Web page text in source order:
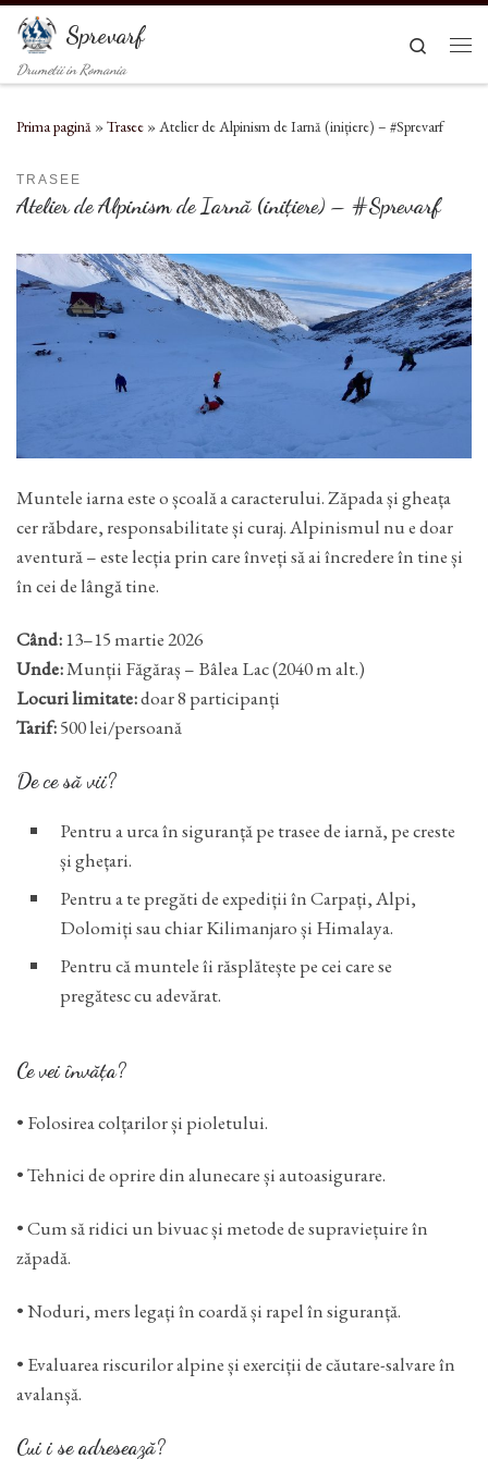
Sari la conținut
Sprevarf
Drumetii in Romania
Search
Prima pagină »Trasee »Atelier de Alpinism de Iarnă (inițiere) – #Sprevarf
TRASEE
Atelier de Alpinism de Iarnă (inițiere) – #Sprevarf
Muntele iarna este o școală a caracterului. Zăpada și gheața
cer răbdare, responsabilitate și curaj. Alpinismul nu e doar
aventură – este lecția prin care înveți să ai încredere în tine și
în cei de lângă tine.
Când:13–15 martie 2026
Unde:Munții Făgăraș – Bâlea Lac (2040 m alt.)
Locuri limitate:doar 8 participanți
Tarif:500 lei/persoană
De ce să vii?
Pentru a urca în siguranță pe trasee de iarnă, pe creste
și ghețari.
Pentru a te pregăti de expediții în Carpați, Alpi,
Dolomiți sau chiar Kilimanjaro și Himalaya.
Pentru că muntele îi răsplătește pe cei care se
pregătesc cu adevărat.
Ce vei învăța?
• Folosirea colțarilor și pioletului.
• Tehnici de oprire din alunecare și autoasigurare.
• Cum să ridici un bivuac și metode de supraviețuire în
zăpadă.
• Noduri, mers legați în coardă și rapel în siguranță.
• Evaluarea riscurilor alpine și exerciții de căutare-salvare în
avalanșă.
Cui i se adresează?